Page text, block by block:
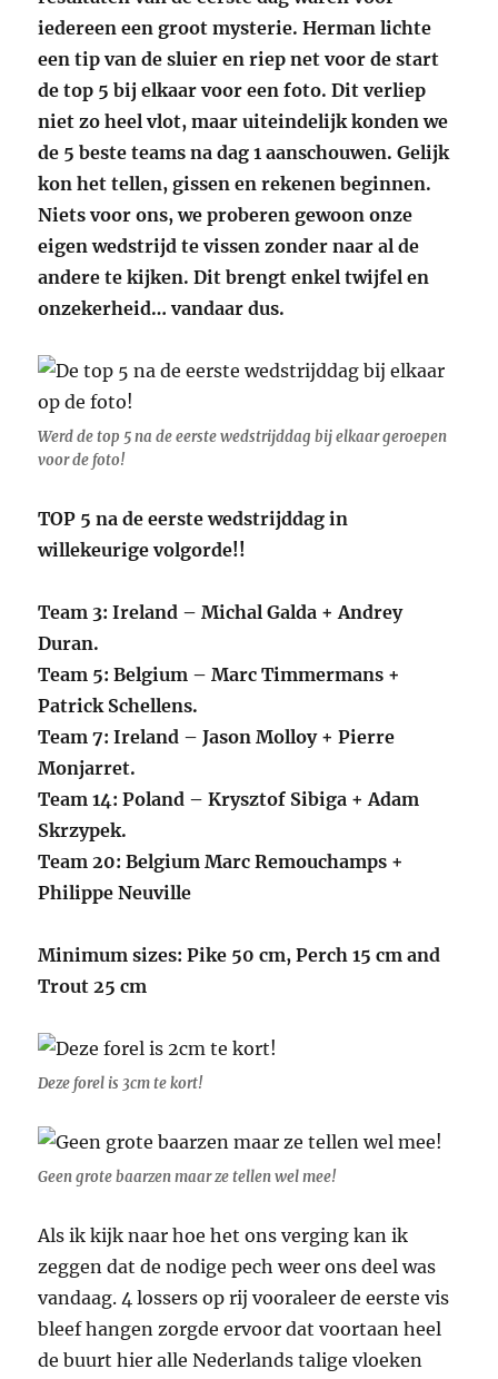
iedereen een groot mysterie. Herman lichte
een tip van de sluier en riep net voor de start
de top 5 bij elkaar voor een foto. Dit verliep
niet zo heel vlot, maar uiteindelijk konden we
de 5 beste teams na dag 1 aanschouwen. Gelijk
kon het tellen, gissen en rekenen beginnen.
Niets voor ons, we proberen gewoon onze
eigen wedstrijd te vissen zonder naar al de
andere te kijken. Dit brengt enkel twijfel en
onzekerheid… vandaar dus.
Werd de top 5 na de eerste wedstrijddag bij elkaar geroepen
voor de foto!
TOP 5 na de eerste wedstrijddag in
willekeurige volgorde!!
Team 3: Ireland – Michal Galda + Andrey
Duran.
Team 5: Belgium – Marc Timmermans +
Patrick Schellens.
Team 7: Ireland – Jason Molloy + Pierre
Monjarret.
Team 14: Poland – Krysztof Sibiga + Adam
Skrzypek.
Team 20: Belgium Marc Remouchamps +
Philippe Neuville
Minimum sizes: Pike 50 cm, Perch 15 cm and
Trout 25 cm
Deze forel is 3cm te kort!
Geen grote baarzen maar ze tellen wel mee!
Als ik kijk naar hoe het ons verging kan ik
zeggen dat de nodige pech weer ons deel was
vandaag. 4 lossers op rij vooraleer de eerste vis
bleef hangen zorgde ervoor dat voortaan heel
de buurt hier alle Nederlands talige vloeken